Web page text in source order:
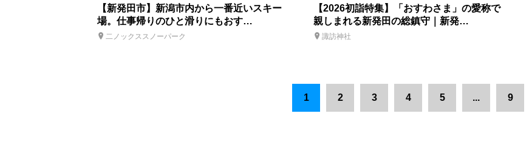
【新発田市】新潟市内から一番近いスキー
場。仕事帰りのひと滑りにもおす…
二ノックススノーパーク
【2026初詣特集】「おすわさま」の愛称で
親しまれる新発田の総鎮守｜新発…
諏訪神社
1 2 3 4 5 ... 9